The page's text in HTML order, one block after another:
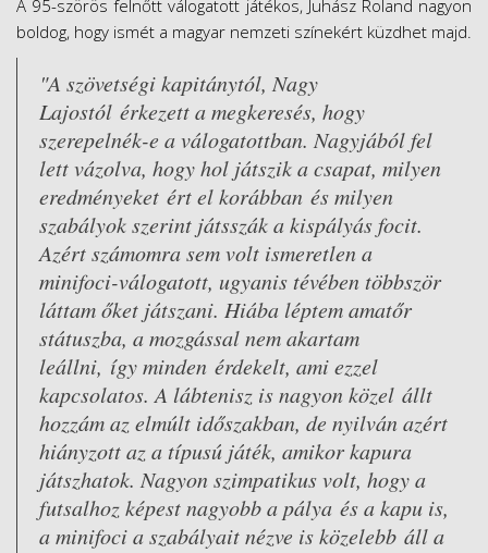
A 95-szörös felnőtt válogatott játékos, Juhász Roland nagyon
boldog, hogy ismét a magyar nemzeti színekért küzdhet majd.
"A szövetségi kapitánytól, Nagy
Lajostól érkezett a megkeresés, hogy
szerepelnék-e a válogatottban. Nagyjából fel
lett vázolva, hogy hol játszik a csapat, milyen
eredményeket ért el korábban és milyen
szabályok szerint játsszák a kispályás focit.
Azért számomra sem volt ismeretlen a
minifoci-válogatott, ugyanis tévében többször
láttam őket játszani. Hiába léptem amatőr
státuszba, a mozgással nem akartam
leállni, így minden érdekelt, ami ezzel
kapcsolatos. A lábtenisz is nagyon közel állt
hozzám az elmúlt időszakban, de nyilván azért
hiányzott az a típusú játék, amikor kapura
játszhatok. Nagyon szimpatikus volt, hogy a
futsalhoz képest nagyobb a pálya és a kapu is,
a minifoci a szabályait nézve is közelebb áll a